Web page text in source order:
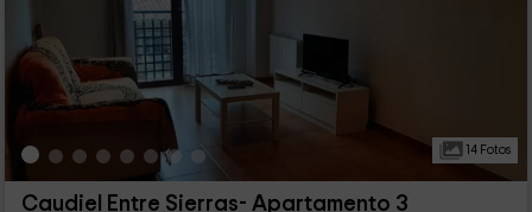
14 Fotos
Caudiel Entre Sierras- Apartamento 3